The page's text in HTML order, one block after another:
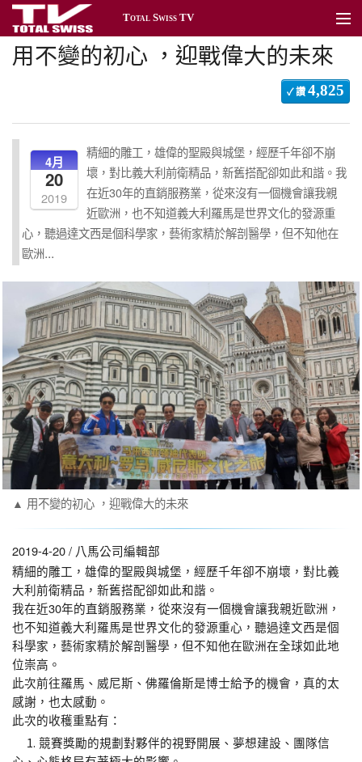
Total Swiss TV
關於Total Swiss
台北頻道
香港頻道
活動頻道
公益頻道
產品頻道
新聞管理
用不變的初心 ，迎戰偉大的未來
✓ 讚 4,825
4月
20
2019
精細的雕工，雄偉的聖殿與城堡，經歷千年卻不崩
壞，對比義大利前衛精品，新舊搭配卻如此和諧。我
在近30年的直銷服務業，從來沒有一個機會讓我親
近歐洲，也不知道義大利羅馬是世界文化的發源重
心，聽過達文西是個科學家，藝術家精於解剖醫學，但不知他在
歐洲...
▲ 用不變的初心 ，迎戰偉大的未來
2019-4-20 / 八馬公司編輯部
精細的雕工，雄偉的聖殿與城堡，經歷千年卻不崩壞，對比義
大利前衛精品，新舊搭配卻如此和諧。
我在近30年的直銷服務業，從來沒有一個機會讓我親近歐洲，
也不知道義大利羅馬是世界文化的發源重心，聽過達文西是個
科學家，藝術家精於解剖醫學，但不知他在歐洲在全球如此地
位崇高。
此次前往羅馬、威尼斯、佛羅倫斯是博士給予的機會，真的太
感謝，也太感動。
此次的收穫重點有：
1. 競賽獎勵的規劃對夥伴的視野開展、夢想建設、團隊信